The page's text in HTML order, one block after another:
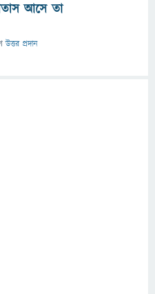
আসে তা
উত্তর প্রদান